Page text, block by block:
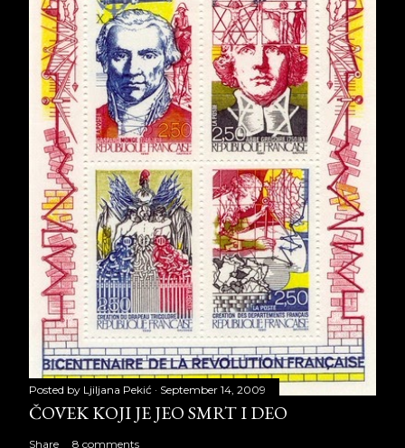
Posted by Ljiljana Pekić September 14, 2009
ČOVEK KOJI JE JEO SMRT I DEO
Share 8 comments